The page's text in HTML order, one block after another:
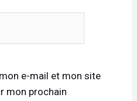
e-mail et mon site
mon prochain